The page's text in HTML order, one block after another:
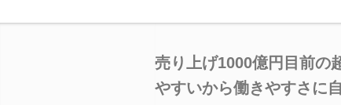
売り上げ1000億円目前の
やすいから働きやすさに